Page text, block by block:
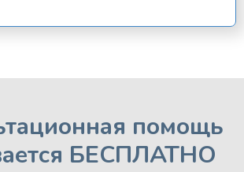
помощь
БЕСПЛАТНО